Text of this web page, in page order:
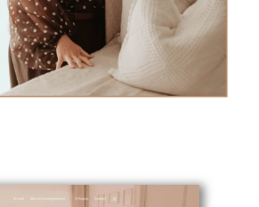
- Nature's Symphonie